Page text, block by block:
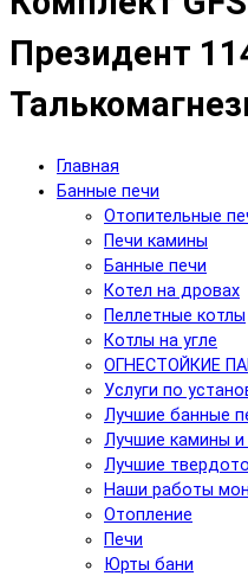
Президент
Главная
Банные печи
Отопительные
Печи камины
Банные печи
Котел на дровах
Пеллетные котлы
Котлы на угле
ОГНЕСТОЙКИЕ
Услуги по
Лучшие банные
Лучшие камины и
Лучшие
Наши работы
Отопление
Печи
Юрты бани